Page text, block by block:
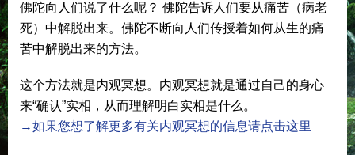
佛陀向人们说了什么呢？ 佛陀告诉人们要从痛苦（病老
死）中解脱出来。佛陀不断向人们传授着如何从生的痛
苦中解脱出来的方法。
这个方法就是内观冥想。内观冥想就是通过自己的身心
来“确认”实相，从而理解明白实相是什么。
→如果您想了解更多有关内观冥想的信息请点击这里